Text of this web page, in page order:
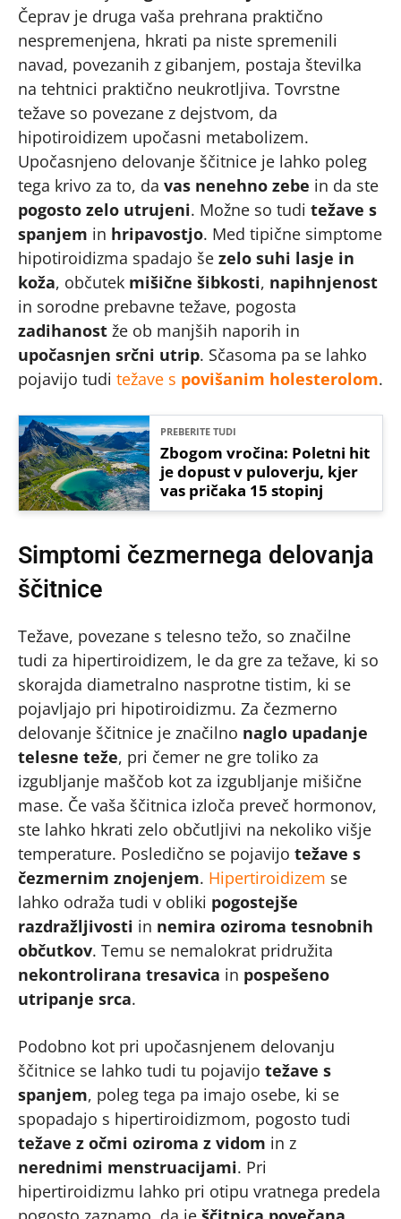
Čeprav je druga vaša prehrana praktično
nespremenjena, hkrati pa niste spremenili
navad, povezanih z gibanjem, postaja številka
na tehtnici praktično neukrotljiva. Tovrstne
težave so povezane z dejstvom, da
hipotiroidizem upočasni metabolizem.
Upočasnjeno delovanje ščitnice je lahko poleg
tega krivo za to, da vas nenehno zebe in da ste
pogosto zelo utrujeni. Možne so tudi težave s
spanjem in hripavostjo. Med tipične simptome
hipotiroidizma spadajo še zelo suhi lasje in
koža, občutek mišične šibkosti, napihnjenost
in sorodne prebavne težave, pogosta
zadihanost že ob manjših naporih in
upočasnjen srčni utrip. Sčasoma pa se lahko
pojavijo tudi težave s povišanim holesterolom.
PREBERITE TUDI
Zbogom vročina: Poletni hit
je dopust v puloverju, kjer
vas pričaka 15 stopinj
Simptomi čezmernega delovanja
ščitnice
Težave, povezane s telesno težo, so značilne
tudi za hipertiroidizem, le da gre za težave, ki so
skorajda diametralno nasprotne tistim, ki se
pojavljajo pri hipotiroidizmu. Za čezmerno
delovanje ščitnice je značilno naglo upadanje
telesne teže, pri čemer ne gre toliko za
izgubljanje maščob kot za izgubljanje mišične
mase. Če vaša ščitnica izloča preveč hormonov,
ste lahko hkrati zelo občutljivi na nekoliko višje
temperature. Posledično se pojavijo težave s
čezmernim znojenjem. Hipertiroidizem se
lahko odraža tudi v obliki pogostejše
razdražljivosti in nemira oziroma tesnobnih
občutkov. Temu se nemalokrat pridružita
nekontrolirana tresavica in pospešeno
utripanje srca.
Podobno kot pri upočasnjenem delovanju
ščitnice se lahko tudi tu pojavijo težave s
spanjem, poleg tega pa imajo osebe, ki se
spopadajo s hipertiroidizmom, pogosto tudi
težave z očmi oziroma z vidom in z
nerednimi menstruacijami. Pri
hipertiroidizmu lahko pri otipu vratnega predela